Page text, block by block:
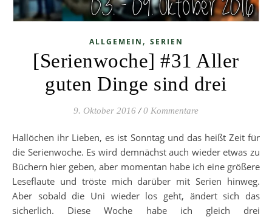
ALLGEMEIN , SERIEN
[Serienwoche] #31 Aller
guten Dinge sind drei
9. Oktober 2016 / 0 Kommentare
Hallöchen ihr Lieben, es ist Sonntag und das heißt Zeit für
die Serienwoche. Es wird demnächst auch wieder etwas zu
Büchern hier geben, aber momentan habe ich eine größere
Leseflaute und tröste mich darüber mit Serien hinweg.
Aber sobald die Uni wieder los geht, ändert sich das
sicherlich. Diese Woche habe ich gleich drei